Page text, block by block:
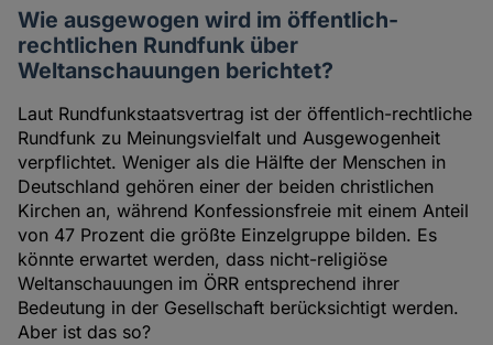
Wie ausgewogen wird im öffentlich-
rechtlichen Rundfunk über
Weltanschauungen berichtet?
Laut Rundfunkstaatsvertrag ist der öffentlich-rechtliche
Rundfunk zu Meinungsvielfalt und Ausgewogenheit
verpflichtet. Weniger als die Hälfte der Menschen in
Deutschland gehören einer der beiden christlichen
Kirchen an, während Konfessionsfreie mit einem Anteil
von 47 Prozent die größte Einzelgruppe bilden. Es
könnte erwartet werden, dass nicht-religiöse
Weltanschauungen im ÖRR entsprechend ihrer
Bedeutung in der Gesellschaft berücksichtigt werden.
Aber ist das so?